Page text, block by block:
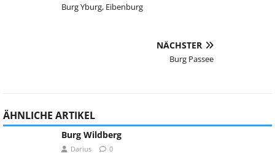
Burg Yburg, Eibenburg
NÄCHSTER
Burg Passee
ÄHNLICHE ARTIKEL
Burg Wildberg
Darius 0